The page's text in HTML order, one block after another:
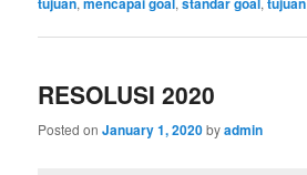
RESOLUSI 2020
Posted onJanuary 1, 2020byadmin